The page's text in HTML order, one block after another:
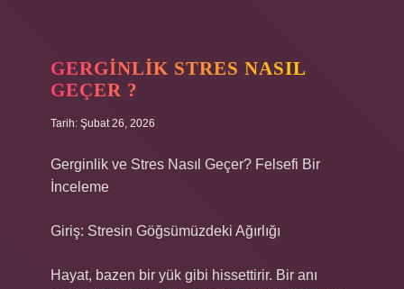
Hakkımızda
GERGINLIK STRES NASIL
GEÇER ?
Tarih: Şubat 26, 2026
Gerginlik ve Stres Nasıl Geçer? Felsefi Bir
İnceleme
Giriş: Stresin Göğsümüzdeki Ağırlığı
Hayat, bazen bir yük gibi hissettirir. Bir anı